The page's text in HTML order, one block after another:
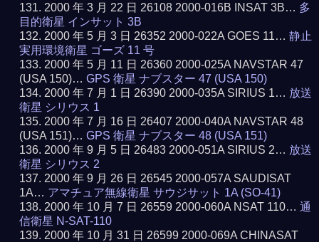
2000 年 3 月 22 日 26108 2000-016B INSAT 3B… 多
目的衛星 インサット 3B
2000 年 5 月 3 日 26352 2000-022A GOES 11…静止
実用環境衛星 ゴーズ 11 号
2000 年 5 月 11 日 26360 2000-025A NAVSTAR 47
(USA 150)…GPS 衛星 ナブスター 47 (USA 150)
2000 年 7 月 1 日 26390 2000-035A SIRIUS 1… 放送
衛星 シリウス 1
2000 年 7 月 16 日 26407 2000-040A NAVSTAR 48
(USA 151)…GPS 衛星 ナブスター 48 (USA 151)
2000 年 9 月 5 日 26483 2000-051A SIRIUS 2… 放送
衛星 シリウス 2
2000 年 9 月 26 日 26545 2000-057A SAUDISAT
1A… アマチュア無線衛星 サウジサット 1A (SO-41)
2000 年 10 月 7 日 26559 2000-060A NSAT 110…通
信衛星 N-SAT-110
2000 年 10 月 31 日 26599 2000-069A CHINASAT